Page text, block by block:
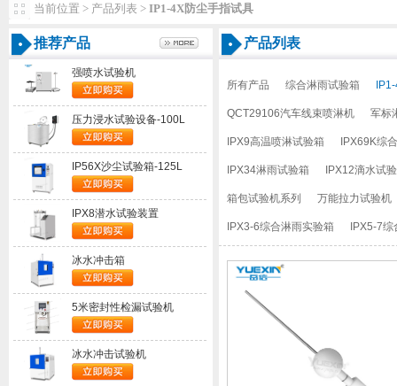
当前位置>产品列表> IP1-4X防尘手指试具
推荐产品
强喷水试验机
压力浸水试验设备-100L
IP56X沙尘试验箱-125L
IPX8潜水试验装置
冰水冲击箱
5米密封性检漏试验机
冰水冲击试验机
产品列表
所有产品 综合淋雨试验箱
QCT29106汽车线束喷淋机 军标
IPX9高温喷淋试验箱 IPX69K综
IPX34淋雨试验箱 IPX12滴水试
箱包试验机系列 万能拉力试验机
IPX3-6综合淋雨实验箱 IPX5-7